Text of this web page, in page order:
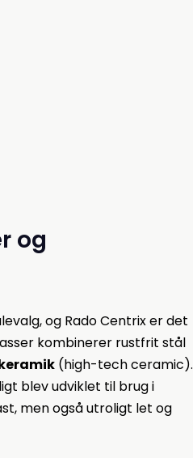
og
og Rado Centrix er det
kombinerer rustfrit stål
(high-tech ceramic).
blev udviklet til brug i
men også utroligt let og